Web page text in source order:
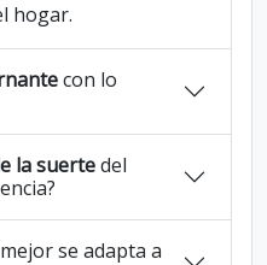
hogar.
con lo
la suertedel
se adapta a